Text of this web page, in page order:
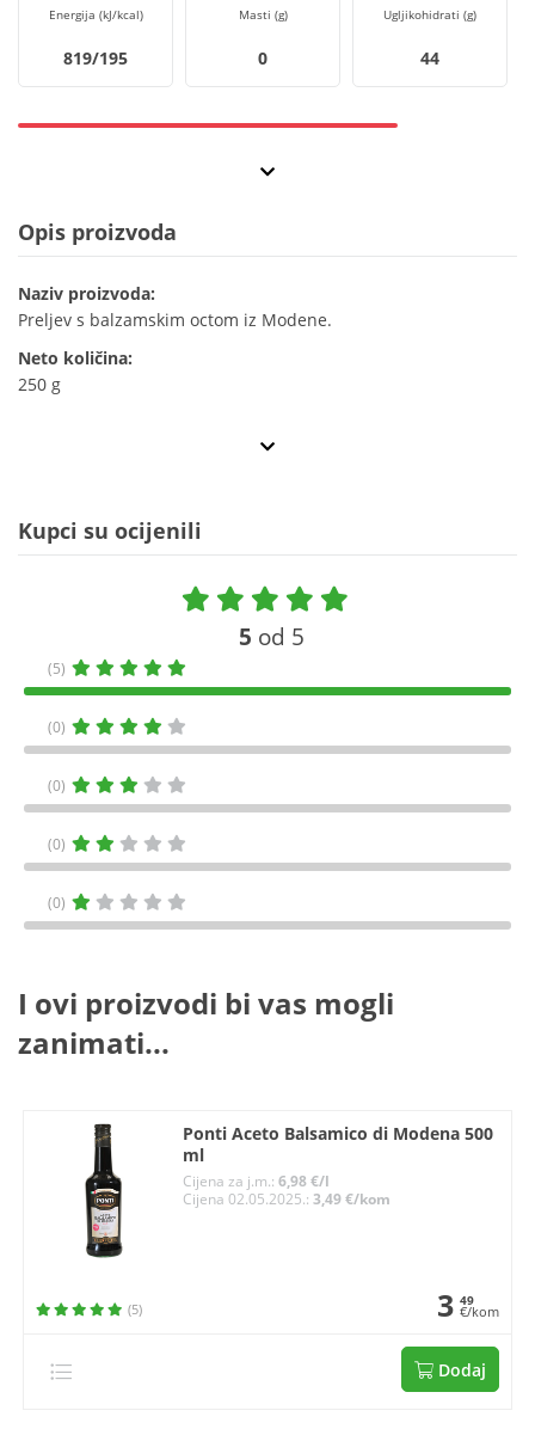
Energija (kJ/kcal)
819/195
Masti (g)
0
Ugljikohidrati (g)
44
Opis proizvoda
Naziv proizvoda:
Preljev s balzamskim octom iz Modene.
Neto količina:
250 g
Kupci su ocijenili
5 od 5
(5)
(0)
(0)
(0)
(0)
I ovi proizvodi bi vas mogli
zanimati...
Ponti Aceto Balsamico di Modena 500
ml
Cijena za j.m.: 6,98 €/l
Cijena 02.05.2025.: 3,49 €/kom
(5) 3 49
€/kom
Dodaj